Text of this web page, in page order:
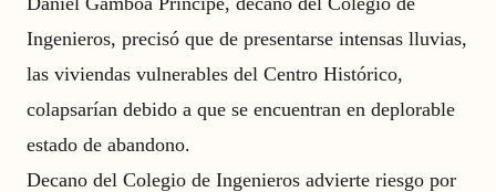
Ingenieros, precisó que de presentarse intensas lluvias,
las viviendas vulnerables del Centro Histórico,
colapsarían debido a que se encuentran en deplorable
estado de abandono.
Decano del Colegio de Ingenieros advierte riesgo por